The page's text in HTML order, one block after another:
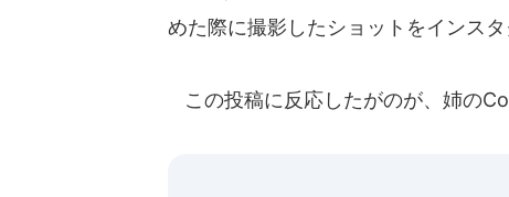
めた際に撮影したショットをインス
この投稿に反応したがのが、姉の